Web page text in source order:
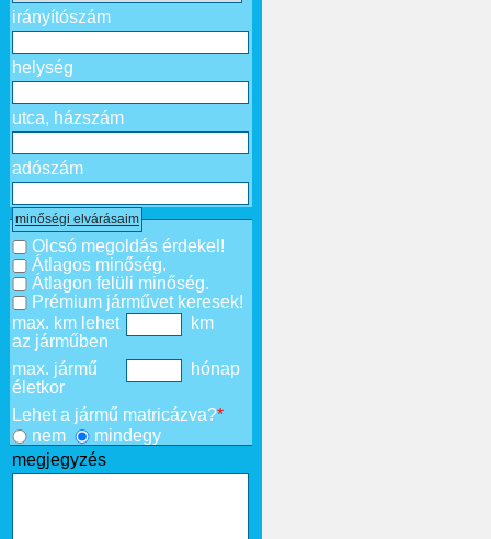
irányítószám
helység
utca, házszám
adószám
minőségi elvárásaim
Olcsó megoldás érdekel!
Átlagos minőség.
Átlagon felüli minőség.
Prémium járművet keresek!
max. km lehet
az járműben
km
max. jármű
életkor
hónap
Lehet a jármű matricázva?*
nem
mindegy
megjegyzés